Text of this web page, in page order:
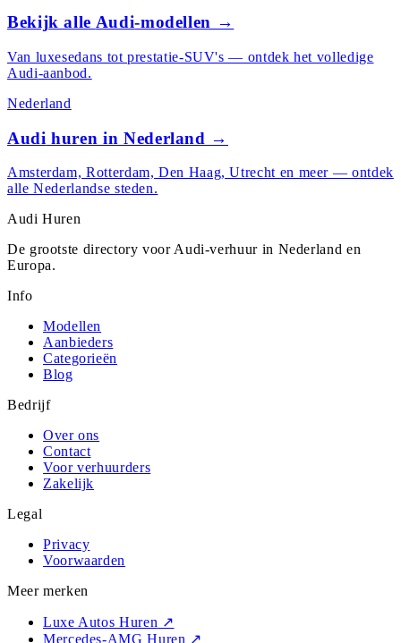
Bekijk alle Audi-modellen →
Van luxesedans tot prestatie-SUV's — ontdek het volledige
Audi-aanbod.
Nederland
Audi huren in Nederland →
Amsterdam, Rotterdam, Den Haag, Utrecht en meer — ontdek
alle Nederlandse steden.
Audi Huren
De grootste directory voor Audi-verhuur in Nederland en
Europa.
Info
Modellen
Aanbieders
Categorieën
Blog
Bedrijf
Over ons
Contact
Voor verhuurders
Zakelijk
Legal
Privacy
Voorwaarden
Meer merken
Luxe Autos Huren ↗
Mercedes-AMG Huren ↗